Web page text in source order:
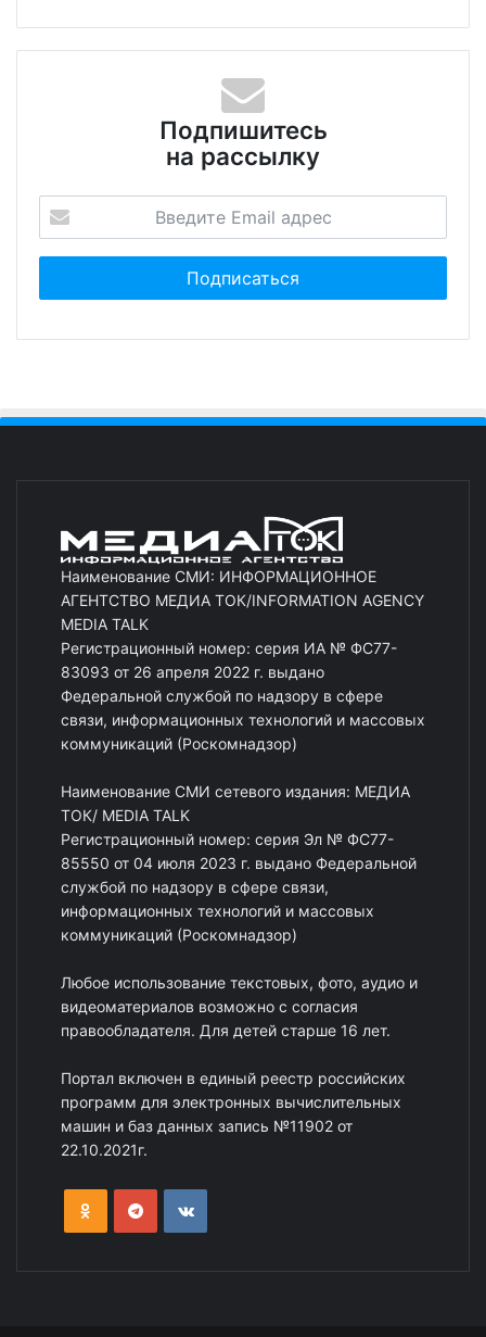
Подпишитесь
на рассылку
Наименование СМИ: ИНФОРМАЦИОННОЕ
АГЕНТСТВО МЕДИА ТОК/INFORMATION AGENCY
MEDIA TALK
Регистрационный номер: серия ИА № ФС77-
83093 от 26 апреля 2022 г. выдано
Федеральной службой по надзору в сфере
связи, информационных технологий и массовых
коммуникаций (Роскомнадзор)
Наименование СМИ сетевого издания: МЕДИА
ТОК/ MEDIA TALK
Регистрационный номер: серия Эл № ФС77-
85550 от 04 июля 2023 г. выдано Федеральной
службой по надзору в сфере связи,
информационных технологий и массовых
коммуникаций (Роскомнадзор)
Любое использование текстовых, фото, аудио и
видеоматериалов возможно с согласия
правообладателя. Для детей старше 16 лет.
Портал включен в единый реестр российских
программ для электронных вычислительных
машин и баз данных запись №11902 от
22.10.2021г.